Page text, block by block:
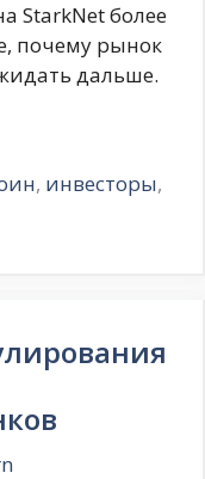
StarkNet более
почему рынок
дальше.
, инвесторы,